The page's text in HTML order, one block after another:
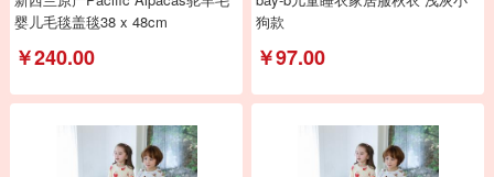
婴儿毛毯盖毯38 x 48cm
￥240.00
狗款
￥97.00